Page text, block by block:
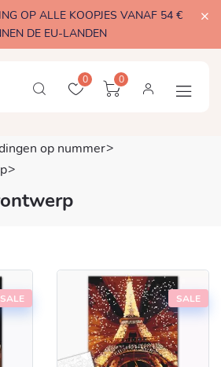
OP ALLE KOOPJES VANAF 54 €
DE EU-LANDEN
0 0
op nummer
SALE SALE